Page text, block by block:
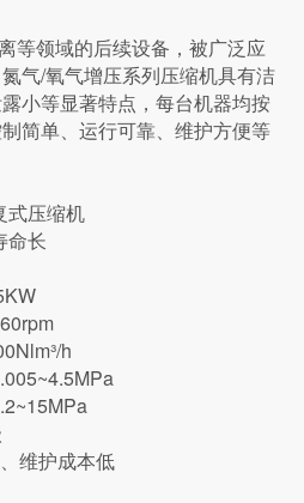
等领域的后续设备，被广泛应
气/氧气增压系列压缩机具有洁
小等显著特点，每台机器均按
简单、运行可靠、维护方便等
式压缩机
命长
³/h
维护成本低